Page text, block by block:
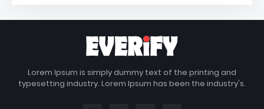
Lorem Ipsum is simply dummy text of the printing and
typesetting industry. Lorem Ipsum has been the industry's.